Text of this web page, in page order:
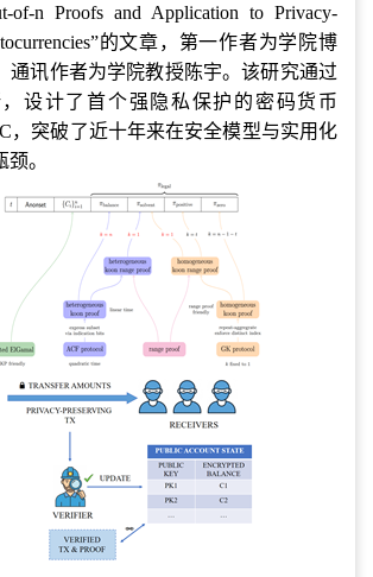
of-n Proofs and Application to Privacy-
的文章，第一作者为学院博
通讯作者为学院教授陈宇。该研究通过
设计了首个强隐私保护的密码货币
，突破了近十年来在安全模型与实用化
。